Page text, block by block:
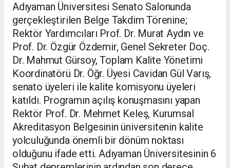
Adıyaman Üniversitesi Senato Salonunda
gerçekleştirilen Belge Takdim Törenine;
Rektör Yardımcıları Prof. Dr. Murat Aydın ve
Prof. Dr. Özgür Özdemir, Genel Sekreter Doç.
Dr. Mahmut Gürsoy, Toplam Kalite Yönetimi
Koordinatörü Dr. Öğr. Üyesi Cavidan Gül Varış,
senato üyeleri ile kalite komisyonu üyeleri
katıldı. Programın açılış konuşmasını yapan
Rektör Prof. Dr. Mehmet Keleş, Kurumsal
Akreditasyon Belgesinin üniversitenin kalite
yolculuğunda önemli bir dönüm noktası
olduğunu ifade etti. Adıyaman Üniversitesinin 6